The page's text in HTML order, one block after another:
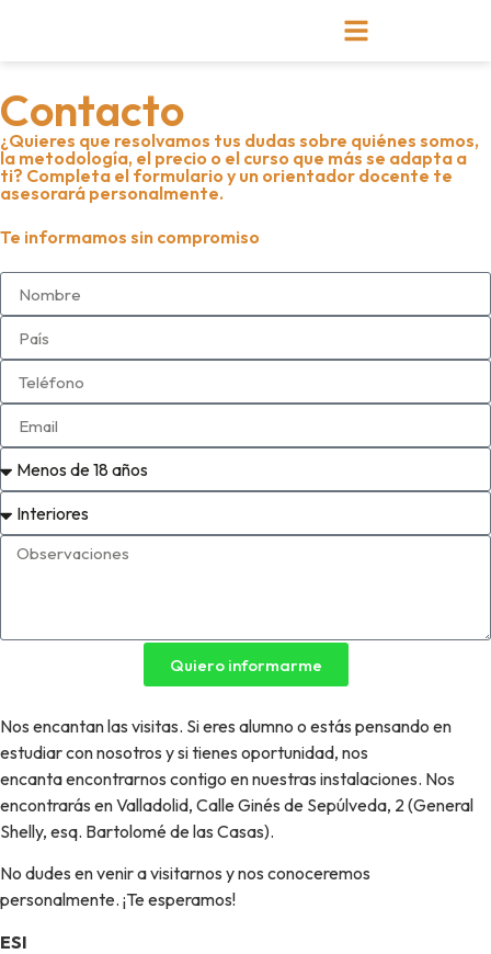
Contacto
¿Quieres que resolvamos tus dudas sobre quiénes somos,
la metodología, el precio o el curso que más se adapta a
ti? Completa el formulario y un orientador docente te
asesorará personalmente.
Te informamos sin compromiso
Quiero informarme
Nos encantan las visitas. Si eres alumno o estás pensando en
estudiar con nosotros y si tienes oportunidad, nos
encanta encontrarnos contigo en nuestras instalaciones. Nos
encontrarás en Valladolid, Calle Ginés de Sepúlveda, 2 (General
Shelly, esq. Bartolomé de las Casas).
No dudes en venir a visitarnos y nos conoceremos
personalmente. ¡Te esperamos!
ESI